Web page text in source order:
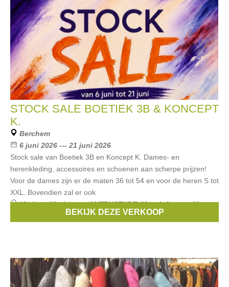
STOCK SALE BOETIEK 3B & KONCEPT
K.
Berchem
6 juni 2026 --- 21 juni 2026
Stock sale van Boetiek 3B en Koncept K. Dames- en
herenkleding, accessoires en schoenen aan scherpe prijzen!
Voor de dames zijn er de maten 36 tot 54 en voor de heren S tot
XXL. Bovendien zal er ook
Merken:Modstrom,ANERKJENDT,Masai,Antony Morato,
BEKIJK DEZE VERKOOP